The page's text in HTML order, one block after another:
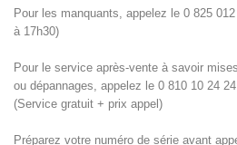
Pour les manquants, appelez le 0 825
à 17h30)
Pour le service après-vente à savoir
ou dépannages, appelez le 0 810 10 24
(Service gratuit + prix appel)
Préparez votre numéro de série avant